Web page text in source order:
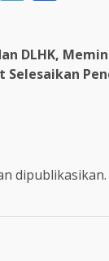
DLHK,
Selesaikan
dipublikasikan.